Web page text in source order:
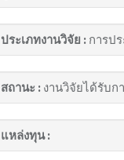
ประเภทงานวิจัย : การป
สถานะ : งานวิจัยได้รับก
แหล่งทุน :